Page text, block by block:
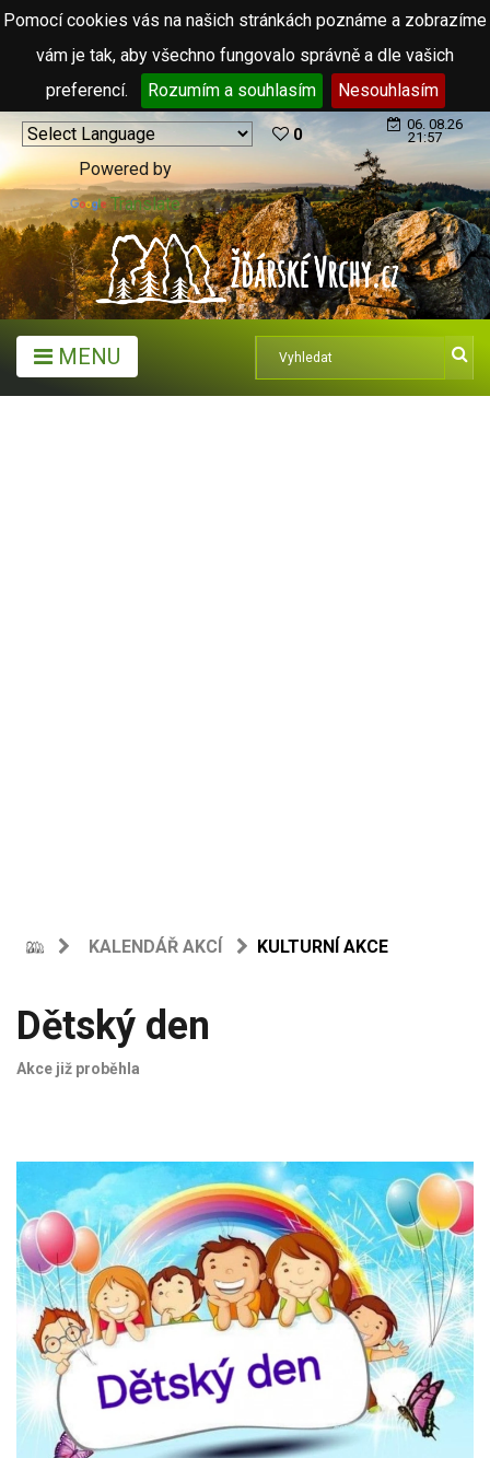
Pomocí cookies vás na našich stránkách poznáme a zobrazíme
vám je tak, aby všechno fungovalo správně a dle vašich
preferencí.
Rozumím a souhlasím Nesouhlasím
Powered by
Translate
0
06. 08.26
21:57
MENU
KALENDÁŘ AKCÍ KULTURNÍ AKCE
Dětský den
Akce již proběhla